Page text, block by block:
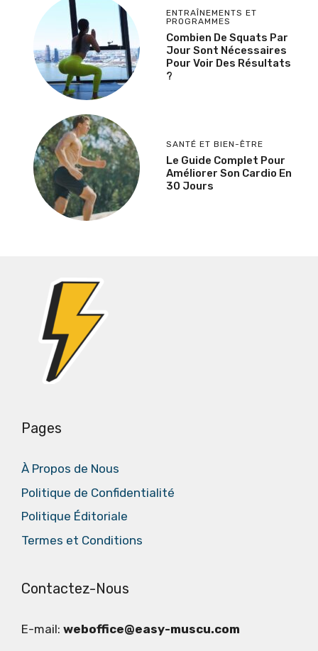
ENTRAÎNEMENTS ET
PROGRAMMES
Combien De Squats Par
Jour Sont Nécessaires
Pour Voir Des Résultats
?
SANTÉ ET BIEN-ÊTRE
Le Guide Complet Pour
Améliorer Son Cardio En
30 Jours
Pages
À Propos de Nous
Politique de Confidentialité
Politique Éditoriale
Termes et Conditions
Contactez-Nous
E-mail: weboffice@easy-muscu.com